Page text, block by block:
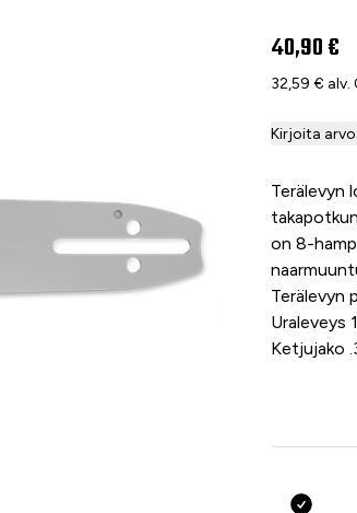
40,90 €
32,59 € alv.
Kirjoita
Terälevyn
on 8-
Terälevyn
Uraleveys
Ketjujako